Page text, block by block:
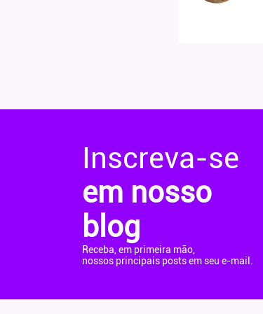
Inscreva-se
em nosso
blog
Receba, em primeira mão,
nossos principais posts em seu e-mail.